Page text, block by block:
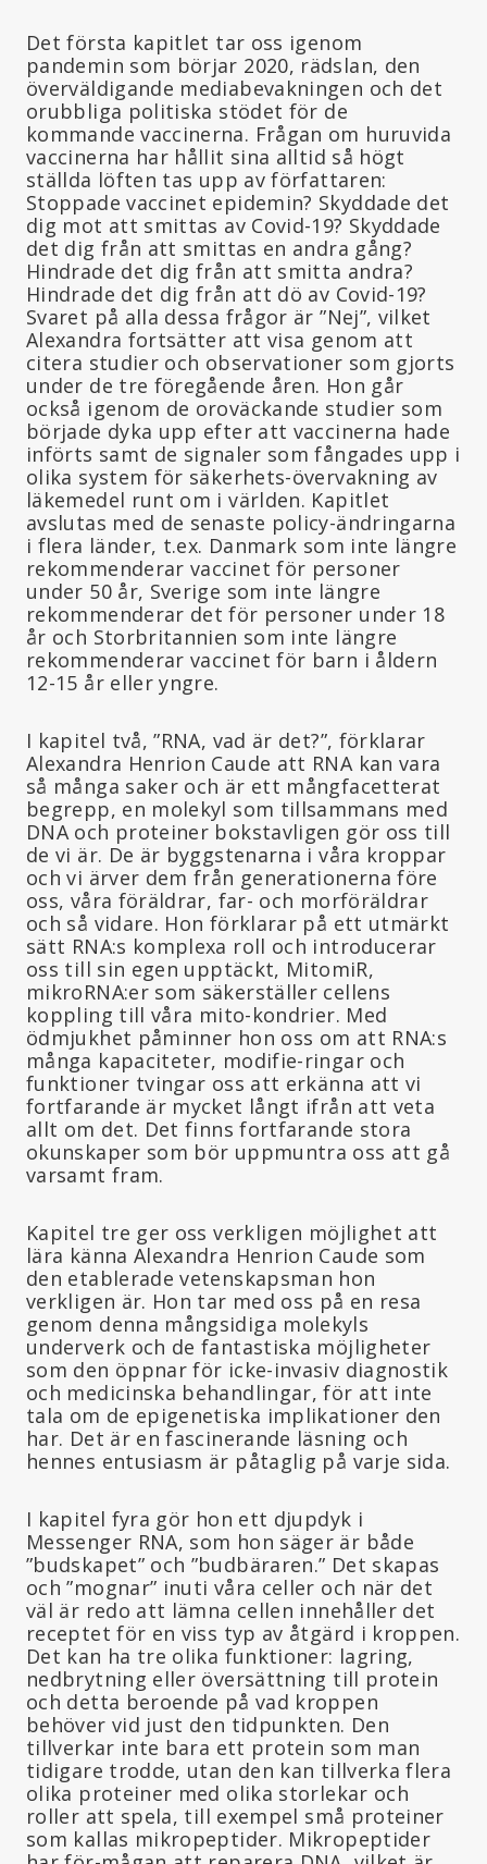
Det första kapitlet tar oss igenom
pandemin som börjar 2020, rädslan, den
överväldigande mediabevakningen och det
orubbliga politiska stödet för de
kommande vaccinerna. Frågan om huruvida
vaccinerna har hållit sina alltid så högt
ställda löften tas upp av författaren:
Stoppade vaccinet epidemin? Skyddade det
dig mot att smittas av Covid-19? Skyddade
det dig från att smittas en andra gång?
Hindrade det dig från att smitta andra?
Hindrade det dig från att dö av Covid-19?
Svaret på alla dessa frågor är ”Nej”, vilket
Alexandra fortsätter att visa genom att
citera studier och observationer som gjorts
under de tre föregående åren. Hon går
också igenom de oroväckande studier som
började dyka upp efter att vaccinerna hade
införts samt de signaler som fångades upp i
olika system för säkerhets-övervakning av
läkemedel runt om i världen. Kapitlet
avslutas med de senaste policy-ändringarna
i flera länder, t.ex. Danmark som inte längre
rekommenderar vaccinet för personer
under 50 år, Sverige som inte längre
rekommenderar det för personer under 18
år och Storbritannien som inte längre
rekommenderar vaccinet för barn i åldern
12-15 år eller yngre.
I kapitel två, ”RNA, vad är det?”, förklarar
Alexandra Henrion Caude att RNA kan vara
så många saker och är ett mångfacetterat
begrepp, en molekyl som tillsammans med
DNA och proteiner bokstavligen gör oss till
de vi är. De är byggstenarna i våra kroppar
och vi ärver dem från generationerna före
oss, våra föräldrar, far- och morföräldrar
och så vidare. Hon förklarar på ett utmärkt
sätt RNA:s komplexa roll och introducerar
oss till sin egen upptäckt, MitomiR,
mikroRNA:er som säkerställer cellens
koppling till våra mito-kondrier. Med
ödmjukhet påminner hon oss om att RNA:s
många kapaciteter, modifie-ringar och
funktioner tvingar oss att erkänna att vi
fortfarande är mycket långt ifrån att veta
allt om det. Det finns fortfarande stora
okunskaper som bör uppmuntra oss att gå
varsamt fram.
Kapitel tre ger oss verkligen möjlighet att
lära känna Alexandra Henrion Caude som
den etablerade vetenskapsman hon
verkligen är. Hon tar med oss på en resa
genom denna mångsidiga molekyls
underverk och de fantastiska möjligheter
som den öppnar för icke-invasiv diagnostik
och medicinska behandlingar, för att inte
tala om de epigenetiska implikationer den
har. Det är en fascinerande läsning och
hennes entusiasm är påtaglig på varje sida.
I kapitel fyra gör hon ett djupdyk i
Messenger RNA, som hon säger är både
”budskapet” och ”budbäraren.” Det skapas
och ”mognar” inuti våra celler och när det
väl är redo att lämna cellen innehåller det
receptet för en viss typ av åtgärd i kroppen.
Det kan ha tre olika funktioner: lagring,
nedbrytning eller översättning till protein
och detta beroende på vad kroppen
behöver vid just den tidpunkten. Den
tillverkar inte bara ett protein som man
tidigare trodde, utan den kan tillverka flera
olika proteiner med olika storlekar och
roller att spela, till exempel små proteiner
som kallas mikropeptider. Mikropeptider